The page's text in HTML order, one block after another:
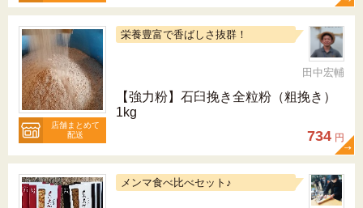
店舗まとめて
配送
栄養豊富で香ばしさ抜群！
田中宏輔
【強力粉】石臼挽き全粒粉（粗挽き）
1kg
734 円
メンマ食べ比べセット♪